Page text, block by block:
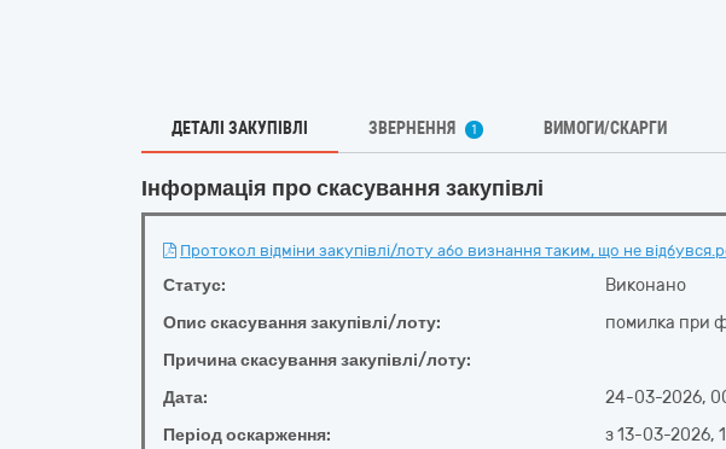
ДЕТАЛІ ЗАКУПІВЛІ ЗВЕРНЕННЯ 1 ВИМОГИ/СКАРГИ
Інформація про скасування закупівлі
Протокол відміни закупівлі/лоту або визнання таким, що не
Статус:
Виконано
Опис скасування закупівлі/лоту:
помилка при
Причина скасування закупівлі/лоту:
Дата:
24-03-2026,
Період оскарження:
з13-03-2026,